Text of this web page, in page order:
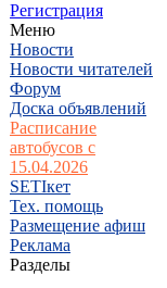
Регистрация
Меню
Новости
Новости читателей
Форум
Доска объявлений
Расписание
автобусов с
15.04.2026
SETIкет
Тех. помощь
Размещение афиш
Реклама
Разделы